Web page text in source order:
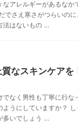
アレルギーがあるなか
でさえ寒さがつらいの
法はないもの …
なスキンケアを
なく男性も丁寧に行な
うにしていますか？
多いでしょう …